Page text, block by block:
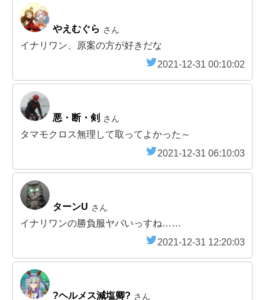
やえむぐら さん
イナリワン、原案の方が好きだな
2021-12-31 00:10:02
悪・断・剣 さん
タマモクロス無理して取ってよかった～
2021-12-31 06:10:03
ターンU さん
イナリワンの勝負服ヤバいっすね……
2021-12-31 12:20:03
?ヘルメス減塩卿? さん